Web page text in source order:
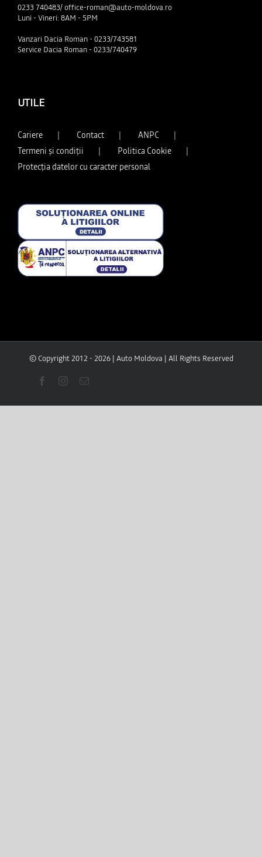
0233 740483/ office-roman@auto-moldova.ro
Luni - Vineri: 8AM - 5PM
Vanzari Dacia Roman - 0233/743581
Service Dacia Roman - 0233/740479
UTILE
Cariere Contact
ANPC
Termeni și condiții
Politica Cookie
Protecția datelor cu caracter personal
© Copyright 2012 -2026 | Auto Moldova | All Rights Reserved
facebookinstagram
E-